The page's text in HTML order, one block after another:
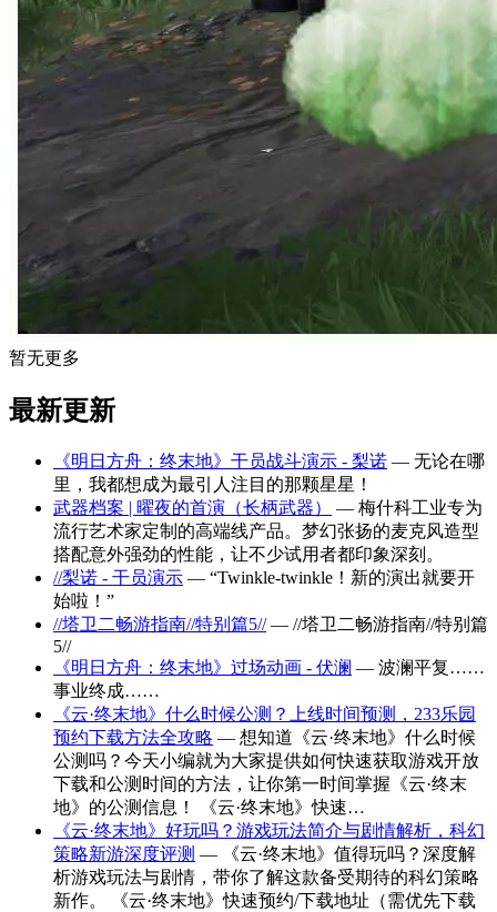
暂无更多
最新更新
《明日方舟：终末地》干员战斗演示 - 梨诺 — 无论在哪
里，我都想成为最引人注目的那颗星星！
武器档案 | 曜夜的首演（长柄武器）
— 梅什科工业专为
流行艺术家定制的高端线产品。梦幻张扬的麦克风造型
搭配意外强劲的性能，让不少试用者都印象深刻。
//梨诺 - 干员演示 — “Twinkle-twinkle！新的演出就要开
始啦！”
//塔卫二畅游指南//特别篇5//— //塔卫二畅游指南//特别篇
5//
《明日方舟：终末地》过场动画 - 伏澜 — 波澜平复……
事业终成……
《云·终末地》什么时候公测？上线时间预测，233乐园
预约下载方法全攻略 — 想知道《云·终末地》什么时候
公测吗？今天小编就为大家提供如何快速获取游戏开放
下载和公测时间的方法，让你第一时间掌握《云·终末
地》的公测信息！ 《云·终末地》快速…
《云·终末地》好玩吗？游戏玩法简介与剧情解析，科幻
策略新游深度评测 — 《云·终末地》值得玩吗？深度解
析游戏玩法与剧情，带你了解这款备受期待的科幻策略
新作。 《云·终末地》快速预约/下载地址（需优先下载